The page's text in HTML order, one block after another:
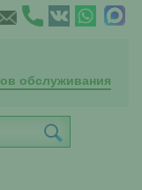
обслуживания